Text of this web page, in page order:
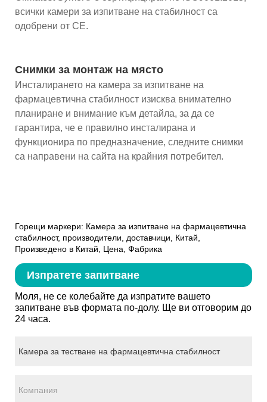
всички камери за изпитване на стабилност са
одобрени от CE.
Снимки за монтаж на място
Инсталирането на камера за изпитване на
фармацевтична стабилност изисква внимателно
планиране и внимание към детайла, за да се
гарантира, че е правилно инсталирана и
функционира по предназначение, следните снимки
са направени на сайта на крайния потребител.
Горещи маркери: Камера за изпитване на фармацевтична
стабилност, производители, доставчици, Китай,
Произведено в Китай, Цена, Фабрика
Изпратете запитване
Моля, не се колебайте да изпратите вашето
запитване във формата по-долу. Ще ви отговорим до
24 часа.